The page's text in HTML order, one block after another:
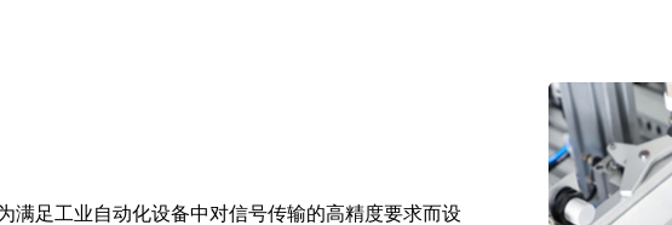
满足工业自动化设备中对信号传输的高精度要求而设